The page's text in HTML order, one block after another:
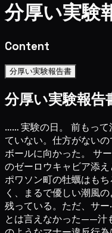
分厚い実験
Content
分厚い実験報告書
分厚い実験報告
…… 実験の日。 前もっ
ていない。仕方がないの
ボールに向かった。 サ
のゼーロウキャビア添え
ポワソン町の牡蠣はも
く、まるで優しい潮風
残っている。ただ、サ
とは言えなかった——汁